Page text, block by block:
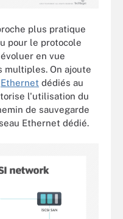
plus pratique
pour le protocole
en vue
multiples. On ajoute
Ethernet dédiés au
l'utilisation du
de sauvegarde
Ethernet dédié.